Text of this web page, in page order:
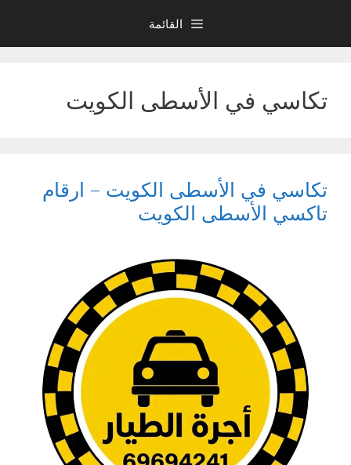
المحتوى
القائمة
تكاسي في الأسطى الكويت
تكاسي في الأسطى الكويت – ارقام
تاكسي الأسطى الكويت